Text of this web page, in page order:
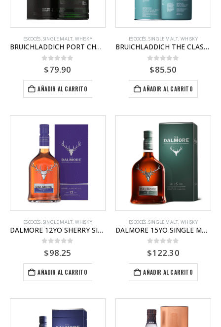
ESCOCÉS,SINGLE MALT, WHISKY
BRUICHLADDICH PORT CHARLOTTE 10YO
out of 5
$79.90
AÑADIR AL CARRITO
ESCOCÉS,SINGLE MALT, WHISKY
BRUICHLADDICH THE CLASSIC LADDIE
out of 5
$85.50
AÑADIR AL CARRITO
ESCOCÉS,SINGLE MALT, WHISKY
DALMORE 12YO SHERRY SINGLE MALT
out of 5
$98.25
AÑADIR AL CARRITO
ESCOCÉS,SINGLE MALT, WHISKY
DALMORE 15YO SINGLE MALT
0 out of 5
$122.30
AÑADIR AL CARRITO